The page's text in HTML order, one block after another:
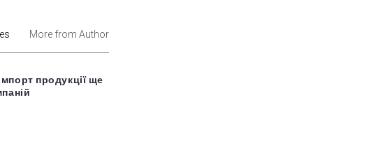
More from Author
продукції ще